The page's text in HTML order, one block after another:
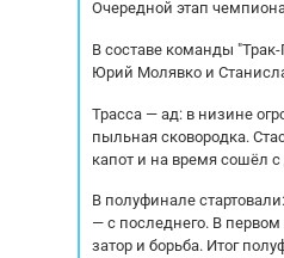
Очередной этап
В составе команды
Юрий Молявко и
Трасса — ад: в низине
пыльная сковородка.
капот и на время сошёл
В полуфинале
— с последнего. В
затор и борьба. Итог